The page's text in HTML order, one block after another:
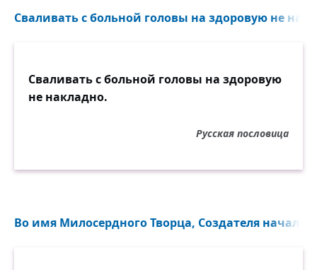
Сваливать с больной головы на здоровую не
Сваливать с больной головы на здоровую
не накладно.
Русская пословица
Во имя Милосердного Творца, Создателя начала